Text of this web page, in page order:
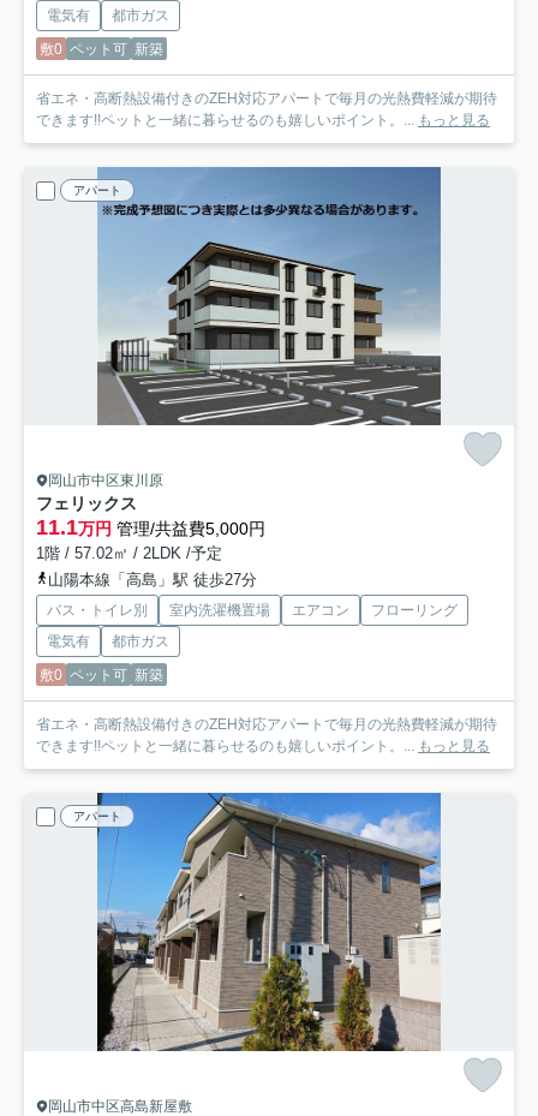
電気有
都市ガス
敷0 ペット可 新築
省エネ・高断熱設備付きのZEH対応アパートで毎月の光熱費軽減が期待
できます!!ペットと一緒に暮らせるのも嬉しいポイント。...
もっと見る
アパート
岡山市中区東川原
フェリックス
11.1万円 管理/共益費5,000円
1階 / 57.02㎡ / 2LDK /予定
山陽本線「高島」駅 徒歩27分
バス・トイレ別 室内洗濯機置場 エアコン
フローリング
電気有
都市ガス
敷0 ペット可 新築
省エネ・高断熱設備付きのZEH対応アパートで毎月の光熱費軽減が期待
できます!!ペットと一緒に暮らせるのも嬉しいポイント。...
もっと見る
アパート
岡山市中区高島新屋敷